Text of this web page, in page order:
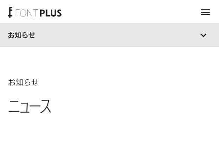
ホーム
お知らせ
お知らせ
ニュース